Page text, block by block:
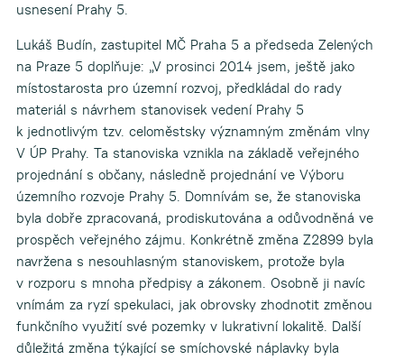
usnesení Prahy 5.
Lukáš Budín, zastupitel MČ Praha 5 a předseda Zelených
na Praze 5 doplňuje: „V prosinci 2014 jsem, ještě jako
místostarosta pro územní rozvoj, předkládal do rady
materiál s návrhem stanovisek vedení Prahy 5
k jednotlivým tzv. celoměstsky významným změnám vlny
V ÚP Prahy. Ta stanoviska vznikla na základě veřejného
projednání s občany, následně projednání ve Výboru
územního rozvoje Prahy 5. Domnívám se, že stanoviska
byla dobře zpracovaná, prodiskutována a odůvodněná ve
prospěch veřejného zájmu. Konkrétně změna Z2899 byla
navržena s nesouhlasným stanoviskem, protože byla
v rozporu s mnoha předpisy a zákonem. Osobně ji navíc
vnímám za ryzí spekulaci, jak obrovsky zhodnotit změnou
funkčního využití své pozemky v lukrativní lokalitě. Další
důležitá změna týkající se smíchovské náplavky byla